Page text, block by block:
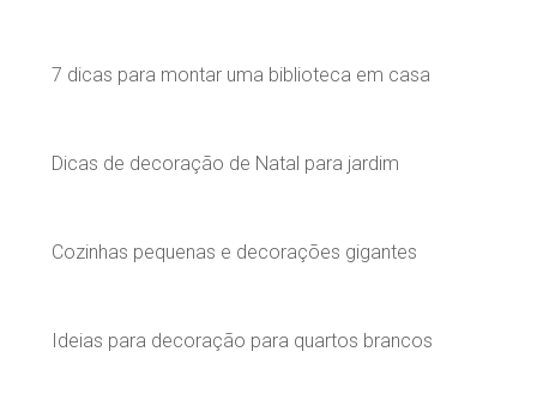
7 dicas para montar uma biblioteca em casa
Dicas de decoração de Natal para jardim
Cozinhas pequenas e decorações gigantes
Ideias para decoração para quartos brancos